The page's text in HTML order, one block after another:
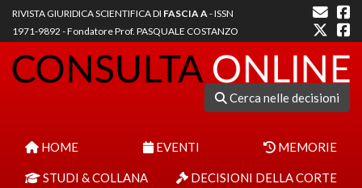
RIVISTA GIURIDICA SCIENTIFICA DI FASCIA A- ISSN
1971-9892 - Fondatore Prof. PASQUALE COSTANZO
Cerca nelle decisioni
HOME EVENTI MEMORIE
STUDI & COLLANA DECISIONI DELLA CORTE